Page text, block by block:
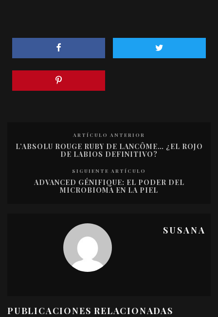
ARTÍCULO ANTERIOR
L’ABSOLU ROUGE RUBY DE LANCÔME… ¿EL ROJO
DE LABIOS DEFINITIVO?
SIGUIENTE ARTÍCULO
ADVANCED GÉNIFIQUE: EL PODER DEL
MICROBIOMA EN LA PIEL
SUSANA
PUBLICACIONES RELACIONADAS